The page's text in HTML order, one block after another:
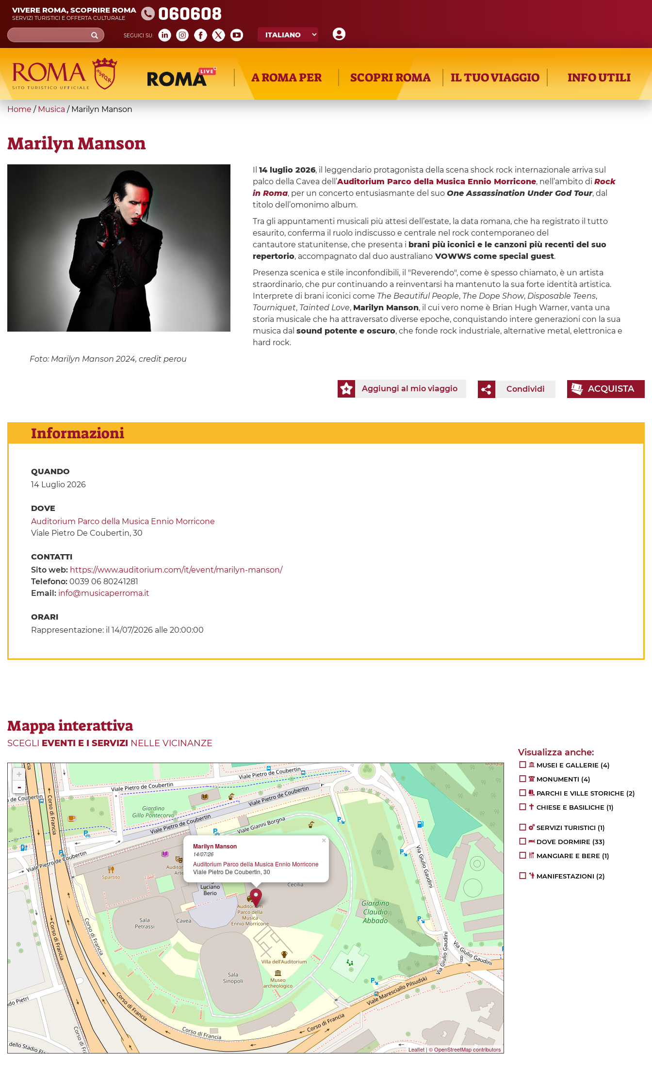
Skip
main
content
VIVERE ROMA, SCOPRIRE ROMA
SERVIZI TURISTICI E OFFERTA CULTURALE 060608
SEGUICI SU:
Search
form
Cerca
A ROMA PER SCOPRI ROMA IL TUO VIAGGIO INFO UTILI
You
here
Home / Musica / Marilyn Manson
Marilyn Manson
Il 14 luglio 2026, il leggendario protagonista della scena shock rock internazionale arriva sul
palco della Cavea dell’Auditorium Parco della Musica Ennio Morricone, nell’ambito di Rock
in Roma, per un concerto entusiasmante del suo One Assassination Under God Tour, dal
titolo dell’omonimo album.
Tra gli appuntamenti musicali più attesi dell’estate, la data romana, che ha registrato il tutto
esaurito, conferma il ruolo indiscusso e centrale nel rock contemporaneo del
cantautore statunitense, che presenta i brani più iconici e le canzoni più recenti del suo
repertorio, accompagnato dal duo australianoVOWWS come special guest.
Presenza scenica e stile inconfondibili, il "Reverendo", come è spesso chiamato, è un artista
straordinario, che pur continuando a reinventarsi ha mantenuto la sua forte identità artistica.
Interprete di brani iconici come The Beautiful People, The Dope Show, Disposable Teens,
Tourniquet, Tainted Love, Marilyn Manson, il cui vero nome è Brian Hugh Warner, vanta una
storia musicale che ha attraversato diverse epoche, conquistando intere generazioni con la sua
musica dal sound potente e oscuro, che fonde rock industriale, alternative metal, elettronica e
hard rock.
Foto: Marilyn Manson 2024, credit perou
ACQUISTA
Condividi
Aggiungi al mio viaggio
Informazioni
QUANDO
14 Luglio 2026
DOVE
Auditorium Parco della Musica Ennio Morricone
Viale Pietro De Coubertin, 30
CONTATTI
Sito web: https://www.auditorium.com/it/event/marilyn-manson/
Telefono: 0039 06 80241281
Email: info@musicaperroma.it
ORARI
Rappresentazione: il 14/07/2026 alle 20:00:00
Mappa interattiva
SCEGLI EVENTI E I SERVIZI NELLE VICINANZE
×
Marilyn Manson
14/07/26
Auditorium Parco della Musica Ennio Morricone
Viale Pietro De Coubertin, 30
+
-
Leaflet | © OpenStreetMap contributors
MUSEI E GALLERIE (4)
MONUMENTI (4)
PARCHI E VILLE STORICHE (2)
CHIESE E BASILICHE (1)
SERVIZI TURISTICI (1)
DOVE DORMIRE (33)
MANGIARE E BERE (1)
MANIFESTAZIONI (2)